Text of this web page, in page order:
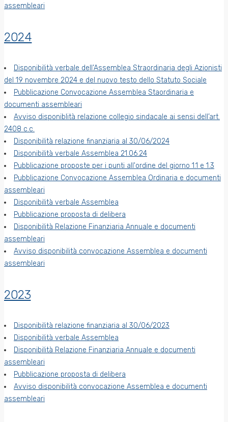
assembleari
2024
Disponibilità verbale dell’Assemblea Straordinaria degli Azionisti
del 19 novembre 2024 e del nuovo testo dello Statuto Sociale
Pubblicazione Convocazione Assemblea Staordinaria e
documenti assembleari
Avviso disponiblità relazione collegio sindacale ai sensi dell’art.
2408 c.c.
Disponibilità relazione finanziaria al 30/06/2024
Disponibilità verbale Assemblea 21.06.24
Pubblicazione proposte per i punti all'ordine del giorno 1.1 e 1.3
Pubblicazione Convocazione Assemblea Ordinaria e documenti
assembleari
Disponibilità verbale Assemblea
Pubblicazione proposta di delibera
Disponibilità Relazione Finanziaria Annuale e documenti
assembleari
Avviso disponibilità convocazione Assemblea e documenti
assembleari
2023
Disponibilità relazione finanziaria al 30/06/2023
Disponibilità verbale Assemblea
Disponibilità Relazione Finanziaria Annuale e documenti
assembleari
Pubblicazione proposta di delibera
Avviso disponibilità convocazione Assemblea e documenti
assembleari